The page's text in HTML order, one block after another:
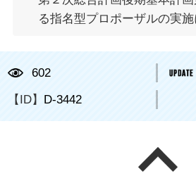
る指名型プロポーザルの実
602
【ID】 D-3442